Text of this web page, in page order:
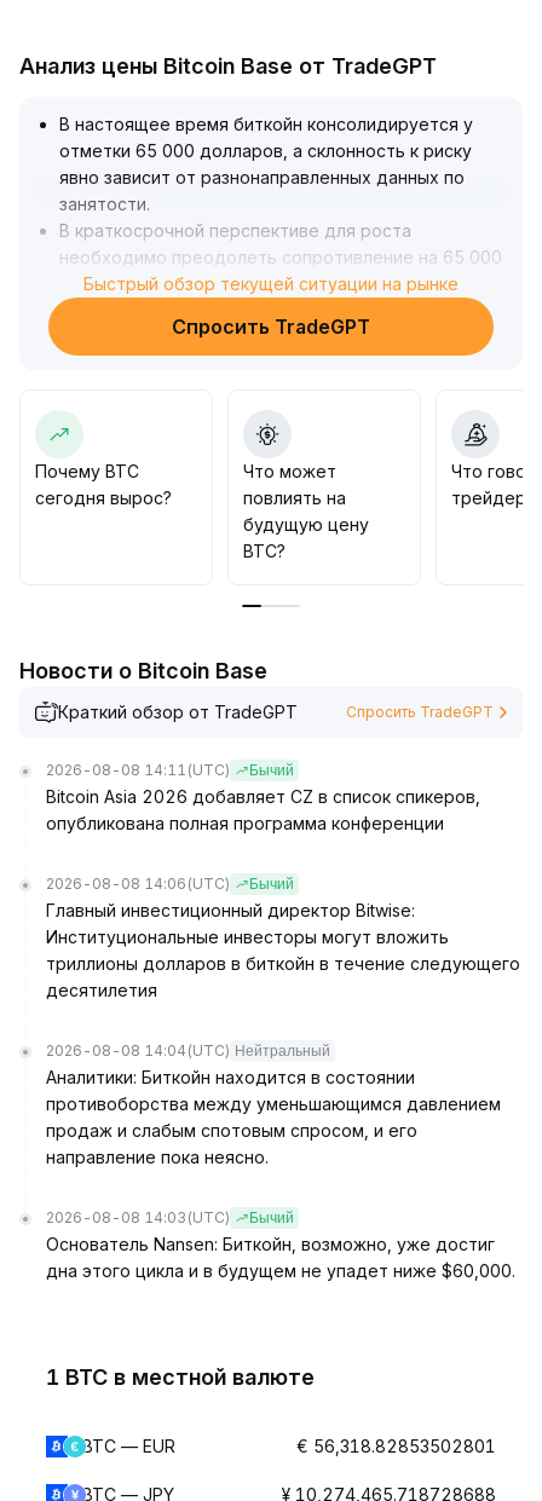
Анализ цены Bitcoin Base от TradeGPT
В настоящее время биткойн консолидируется у
отметки 65 000 долларов, а склонность к риску
явно зависит от разнонаправленных данных по
занятости.
В краткосрочной перспективе для роста
необходимо преодолеть сопротивление на 65 000
долларов, чтобы попытаться подняться в область
66 900–67 000 долларов, иначе возможна
коррекция к ключевой поддержке 62 200–62 800
макроэкономического смягчения и риски рецессии,
рекомендуется придерживаться стратегии
диапазонной торговли, внимательно следить за
предстоящими данными о занятости и заявлениями
центробанков для динамической корректировки
позиций и уровня риска.
Быстрый обзор текущей ситуации на рынке
Спросить TradeGPT
Почему BTC
сегодня вырос?
Что может
повлиять на
будущую цену
BTC?
Что
трейдеры
Новости о Bitcoin Base
Краткий обзор от TradeGPT Спросить TradeGPT
2026-08-08 14:11 (UTC) Бычий
Bitcoin Asia 2026 добавляет CZ в список спикеров,
опубликована полная программа конференции
2026-08-08 14:06 (UTC) Бычий
Главный инвестиционный директор Bitwise:
Институциональные инвесторы могут вложить
триллионы долларов в биткойн в течение следующего
десятилетия
2026-08-08 14:04 (UTC) Нейтральный
Аналитики: Биткойн находится в состоянии
противоборства между уменьшающимся давлением
продаж и слабым спотовым спросом, и его
направление пока неясно.
2026-08-08 14:03 (UTC) Бычий
Основатель Nansen: Биткойн, возможно, уже достиг
дна этого цикла и в будущем не упадет ниже $60,000.
1 BTC в местной валюте
BTC — EUR € 56,318.82853502801
BTC — JPY ¥ 10,274,465.718728688